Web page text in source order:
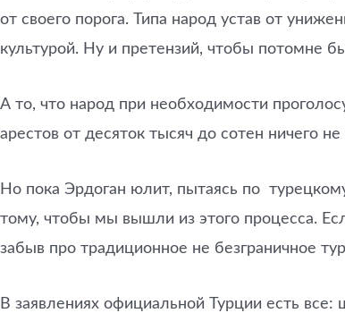
от своего порога. Типа народ устав от
культурой. Ну и претензий, чтобы потомне
А то, что народ при необходимости
арестов от десяток тысяч до сотен ничего не
Но пока Эрдоган юлит, пытаясь по
тому, чтобы мы вышли из этого процесса.
забыв про традиционное не безграничное
В заявлениях официальной Турции есть